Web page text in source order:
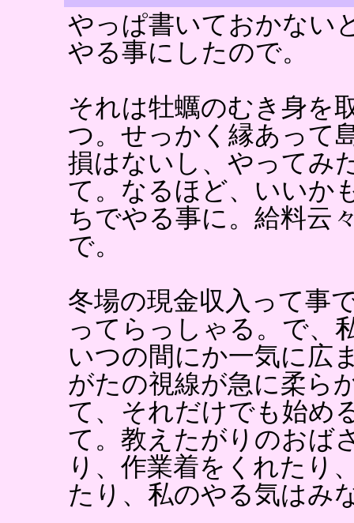
やっぱ書いておかない
やる事にしたので。
それは牡蠣のむき身を
つ。せっかく縁あって
損はないし、やってみ
て。なるほど、いいか
ちでやる事に。給料云
で。
冬場の現金収入って事
ってらっしゃる。で、
いつの間にか一気に広
がたの視線が急に柔ら
て、それだけでも始め
て。教えたがりのおば
り、作業着をくれたり
たり、私のやる気はみ